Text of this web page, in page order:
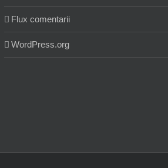
Flux comentarii
WordPress.org